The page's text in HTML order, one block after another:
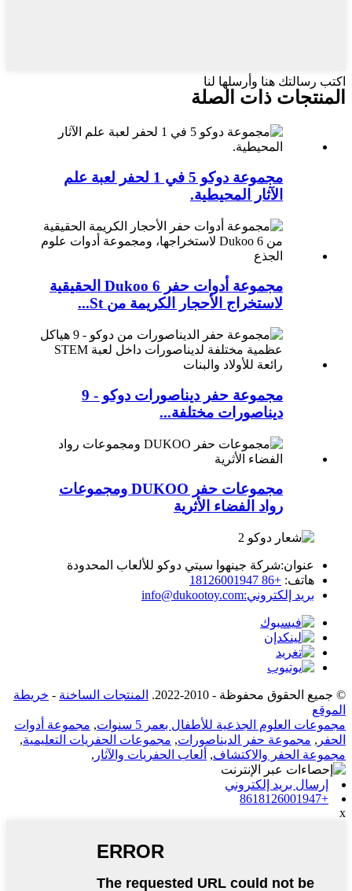
اكتب رسالتك هنا وأرسلها لنا
المنتجات ذات الصلة
مجموعة دوكو 5 في 1 لحفر لعبة علم
الآثار المحيطية.
مجموعة أدوات حفر Dukoo 6 الحقيقية
لاستخراج الأحجار الكريمة من St...
مجموعة حفر ديناصورات دوكو - 9
ديناصورات مختلفة...
مجموعات حفر DUKOO ومجموعات
رواد الفضاء الأثرية
عنوان:شركة جينهوا سيتي دوكو للألعاب المحدودة
هاتف: +86 18126001947
بريد إلكتروني:info@dukootoy.com
© جميع الحقوق محفوظة - 2010-2022. المنتجات الساخنة - خريطة
الموقع
مجموعات العلوم الجذعية للأطفال بعمر 5 سنوات
, مجموعة أدوات
الحفر , مجموعة حفر الديناصورات, مجموعات الحفريات التعليمية,
مجموعة الحفر والاكتشاف, ألعاب الحفريات والآثار ,
إرسال بريد إلكتروني
+8618126001947
x